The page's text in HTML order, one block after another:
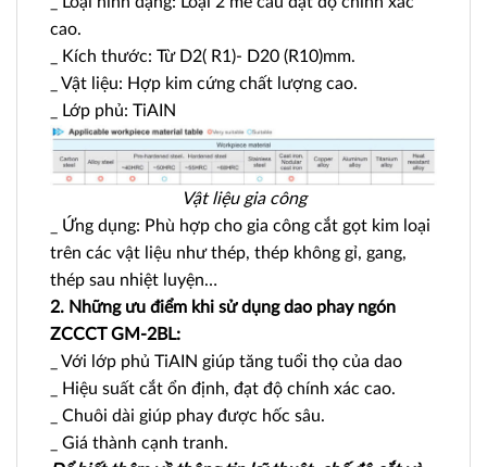
cao.
_ Kích thước: Từ D2( R1)- D20 (R10)mm.
_ Vật liệu: Hợp kim cứng chất lượng cao.
_ Lớp phủ: TiAIN
Vật liệu gia công
_ Ứng dụng: Phù hợp cho gia công cắt gọt kim loại
trên các vật liệu như thép, thép không gỉ, gang,
thép sau nhiệt luyện…
2. Những ưu điểm khi sử dụng dao phay ngón
ZCCCT GM-2BL:
_ Với lớp phủ TiAIN giúp tăng tuổi thọ của dao
_ Hiệu suất cắt ổn định, đạt độ chính xác cao.
_ Chuôi dài giúp phay được hốc sâu.
_ Giá thành cạnh tranh.